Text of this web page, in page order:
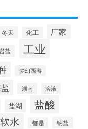
冬天 化工 厂家
盐 工业
梦幻西游
湖南 溶液
盐湖 盐酸
软水 都是 钠盐